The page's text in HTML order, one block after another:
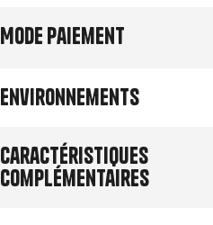
Mode paiement
Environnements
Caractéristiques
complémentaires